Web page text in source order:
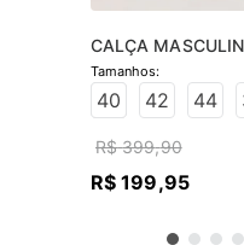
CALÇA
JEANS ESCURO
40 42 44
R$ 399,90
R$ 199,95